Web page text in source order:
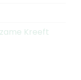
Kreeft